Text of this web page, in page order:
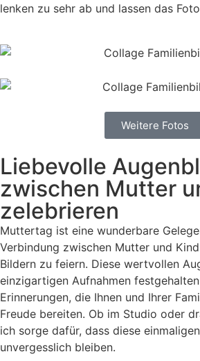
lenken zu sehr ab und lassen das
Weitere Fotos
Liebevolle
zwischen Mutter
zelebrieren
Muttertag ist eine wunderbare
Verbindung zwischen Mutter und
Bildern zu feiern. Diese wertvollen
einzigartigen Aufnahmen
Erinnerungen, die Ihnen und Ihrer
Freude bereiten. Ob im Studio oder
ich sorge dafür, dass diese
unvergesslich bleiben.